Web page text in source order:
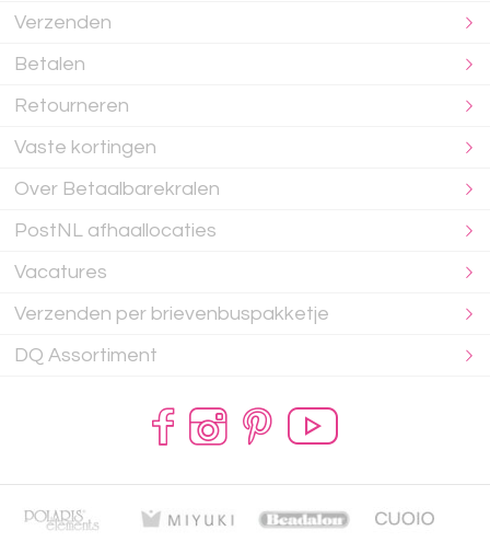
Verzenden
Betalen
Retourneren
Vaste kortingen
Over Betaalbarekralen
PostNL afhaallocaties
Vacatures
Verzenden per brievenbuspakketje
DQ Assortiment